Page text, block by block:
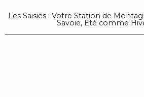
Les Saisies : Votre Station de
Savoie, Été comme